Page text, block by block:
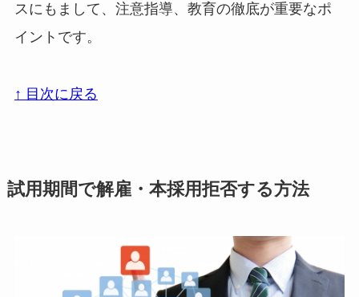
スにもまして、注意指導、教育の徹底が重要なポ
イントです。
↑ 目次に戻る
試用期間で解雇・本採用拒否する方法